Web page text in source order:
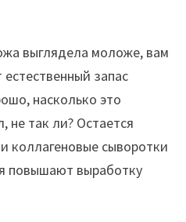
выглядела моложе, вам
запас
насколько это
так ли? Остается
коллагеновые сыворотки
повышают выработку